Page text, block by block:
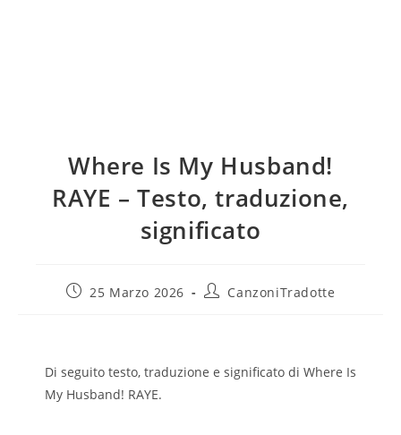
Where Is My Husband!
RAYE – Testo, traduzione,
significato
25 Marzo 2026 CanzoniTradotte
Di seguito testo, traduzione e significato di Where Is
My Husband! RAYE.